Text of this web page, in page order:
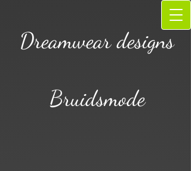
Dreamwear designs
Bruidsmode